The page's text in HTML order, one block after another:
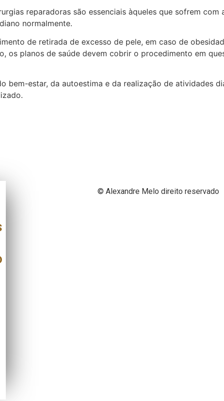
reparadoras são essenciais àqueles que sofrem com
normalmente.
de retirada de excesso de pele, em caso de
planos de saúde devem cobrir o procedimento em
estar, da autoestima e da realização de atividades
© Alexandre Melo direito reservado